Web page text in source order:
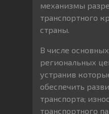
механизмы
транспортного
страны.
В числе
региональных
устранив
обеспечить
транспорта;
транспортного